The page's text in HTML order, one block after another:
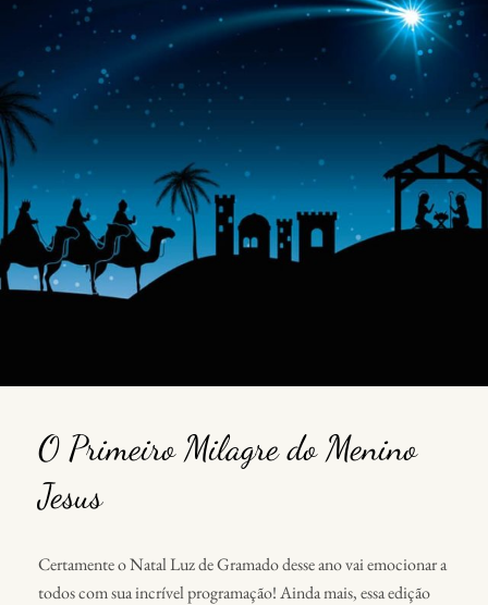
O Primeiro Milagre do Menino
Jesus
Certamente o Natal Luz de Gramado desse ano vai emocionar a
todos com sua incrível programação! Ainda mais, essa edição